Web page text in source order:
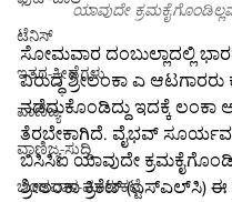
ಟೆನಿಸ್
ಇತರ-ಕ್ರೀಡೆಗಳು
ವಾಣಿಜ್ಯ
ವಾಣಿಜ್ಯ-ಸುದ್ದಿ
ಬಂಡವಾಳ-ಮಾರುಕಟ್ಟೆ
ಯಾವುದೇ
ಸೋಮವಾರ ದಂಬುಲ್ಲಾದಲ್ಲಿ
ವಿರುದ್ಧ ಶ್ರೀಲಂಕಾ ಎ ಆಟಗಾರರು
ನಡೆದುಕೊಂಡಿದ್ದು ಇದಕ್ಕೆ ಲಂಕಾ
ತೆರಬೇಕಾಗಿದೆ. ವೈಭವ್
ಬಿಸಿಸಿಐ ಯಾವುದೇ
ಶ್ರೀಲಂಕಾ ಕ್ರಿಕೆಟ್ (ಎಸ್‌ಎಲ್‌ಸಿ) ಈ ಕ್ರಮಕ್ಕೆ